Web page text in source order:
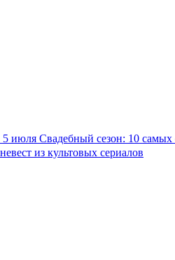
5 июля Свадебный сезон: 10 самых
невест из культовых сериалов